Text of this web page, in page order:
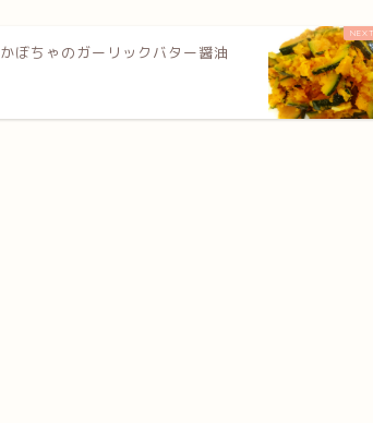
かぼちゃのガーリックバター醤油